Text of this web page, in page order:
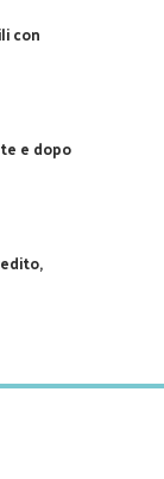
con
e dopo